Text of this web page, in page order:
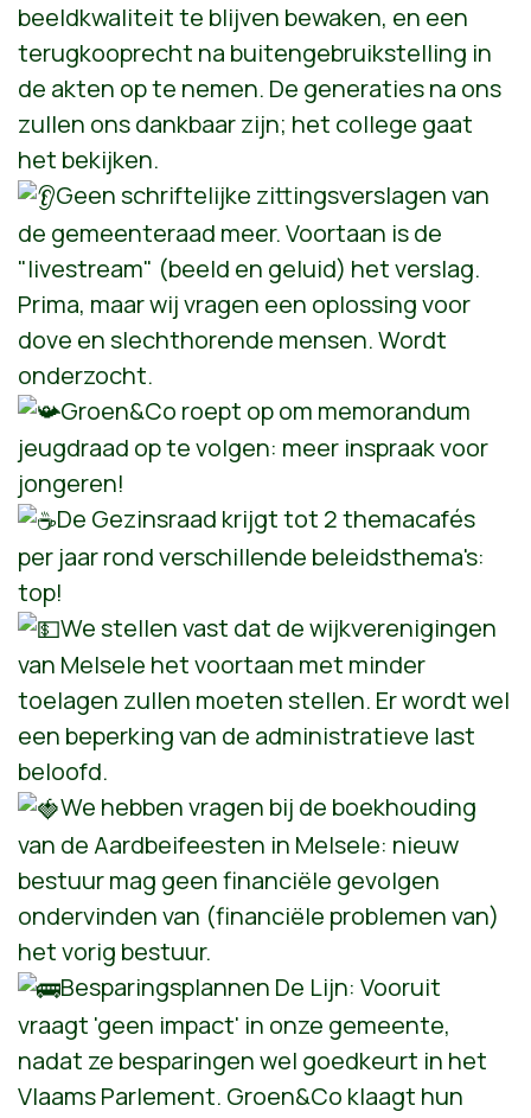
beeldkwaliteit te blijven bewaken, en een
terugkooprecht na buitengebruikstelling in
de akten op te nemen. De generaties na ons
zullen ons dankbaar zijn; het college gaat
het bekijken.
Geen schriftelijke zittingsverslagen van
de gemeenteraad meer. Voortaan is de
"livestream" (beeld en geluid) het verslag.
Prima, maar wij vragen een oplossing voor
dove en slechthorende mensen. Wordt
onderzocht.
Groen&Co roept op om memorandum
jeugdraad op te volgen: meer inspraak voor
jongeren!
De Gezinsraad krijgt tot 2 themacafés
per jaar rond verschillende beleidsthema's:
top!
We stellen vast dat de wijkverenigingen
van Melsele het voortaan met minder
toelagen zullen moeten stellen. Er wordt wel
een beperking van de administratieve last
beloofd.
We hebben vragen bij de boekhouding
van de Aardbeifeesten in Melsele: nieuw
bestuur mag geen financiële gevolgen
ondervinden van (financiële problemen van)
het vorig bestuur.
Besparingsplannen De Lijn: Vooruit
vraagt 'geen impact' in onze gemeente,
nadat ze besparingen wel goedkeurt in het
Vlaams Parlement. Groen&Co klaagt hun